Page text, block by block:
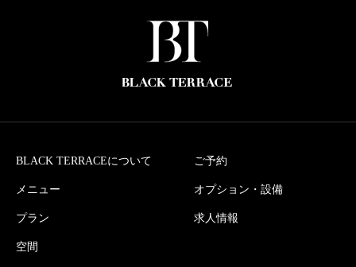
BLACK TERRACEについて
メニュー
プラン
空間
ご予約
オプション・設備
求人情報